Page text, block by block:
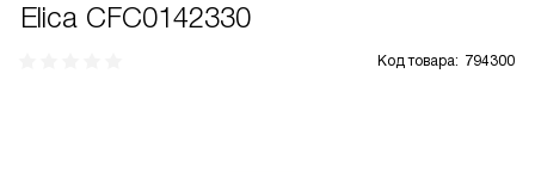
Elica CFC0142330
Код товара: 794300